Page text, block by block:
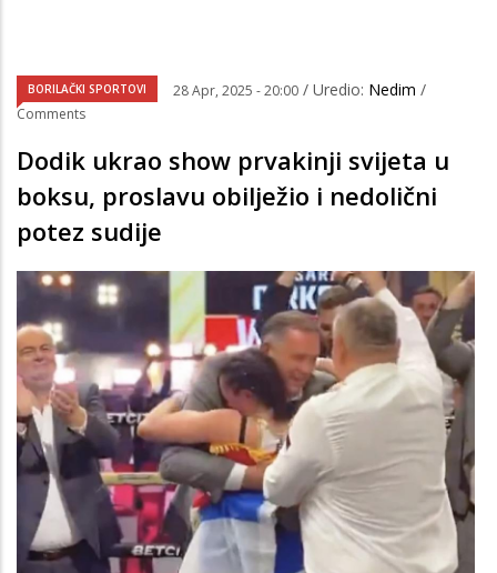
BORILAČKI SPORTOVI 28 Apr, 2025 - 20:00 / Uredio: Nedim /
Comments
Dodik ukrao show prvakinji svijeta u
boksu, proslavu obilježio i nedolični
potez sudije